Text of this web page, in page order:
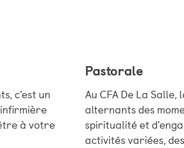
c’est un
à votre
Pastorale
Au CFA De La
alternants des
spiritualité et
activités variées,